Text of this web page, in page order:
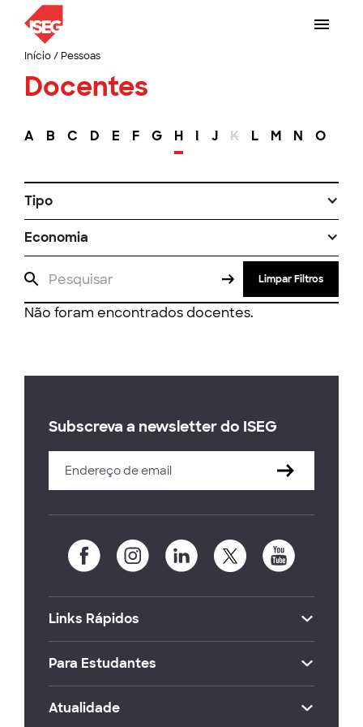
Início/ Pessoas
Docentes
A B C D E F G H I J K L M N O
Tipo
Economia
Limpar Filtros
Não foram encontrados docentes.
Subscreva a newsletter do ISEG
Links Rápidos
Para Estudantes
Atualidade